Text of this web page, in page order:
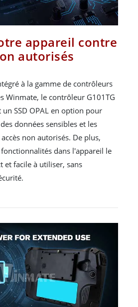
appareil contre
autorisés
à la gamme de contrôleurs
Winmate, le contrôleur G101TG
SSD OPAL en option pour
données sensibles et les
non autorisés. De plus,
dans l'appareil le
et facile à utiliser, sans